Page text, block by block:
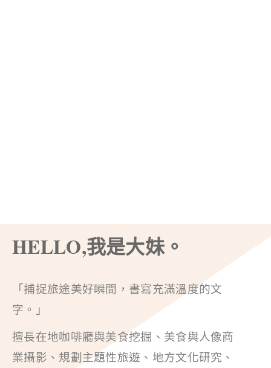
HELLO,我是大妹。
「捕捉旅途美好瞬間，書寫充滿溫度的文
字。」
擅長在地咖啡廳與美食挖掘、美食與人像商
業攝影、規劃主題性旅遊、地方文化研究、